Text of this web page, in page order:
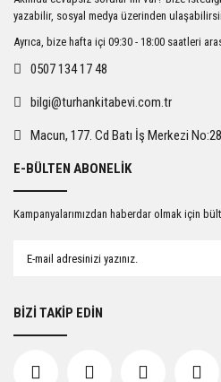
Ürün açıklamasında eksik bilgiler
Ürün bilgilerinde hatalar bulunuyor.
Ürün fiyatı diğer sitelerden daha pahalı.
Gönder
yazabilir, sosyal medya üzerinden
Ayrıca, bize hafta içi 09:30 - 18:00 saatleri
0507 134 17 48
bilgi@turhankitabevi.com.tr
Macun, 177. Cd Batı İş Merkezi
E-BÜLTEN ABONELİK
Kampanyalarımızdan haberdar olmak için
BİZİ TAKİP EDİN